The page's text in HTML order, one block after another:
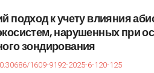
подходкучетувлияния
нарушенныхпри
зондирования
1609-9192-2025-6-120-125